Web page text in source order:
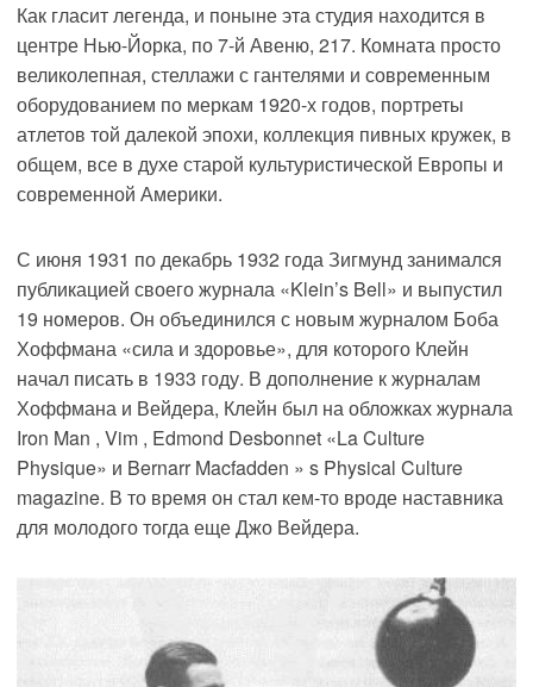
Как гласит легенда, и поныне эта студия находится в
центре Нью-Йорка, по 7-й Авеню, 217. Комната просто
великолепная, стеллажи с гантелями и современным
оборудованием по меркам 1920-х годов, портреты
атлетов той далекой эпохи, коллекция пивных кружек, в
общем, все в духе старой культуристической Европы и
современной Америки.
С июня 1931 по декабрь 1932 года Зигмунд занимался
публикацией своего журнала «Klein’s Bell» и выпустил
19 номеров. Он объединился с новым журналом Боба
Хоффмана «сила и здоровье», для которого Клейн
начал писать в 1933 году. В дополнение к журналам
Хоффмана и Вейдера, Клейн был на обложках журнала
Iron Man , Vim , Edmond Desbonnet «La Culture
Physique» и Bernarr Macfadden » s Physical Culture
magazine. В то время он стал кем-то вроде наставника
для молодого тогда еще Джо Вейдера.